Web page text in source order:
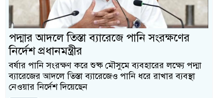
পদ্মার আদলে তিস্তা ব্যারেজে পানি সংরক্ষণের
নির্দেশ প্রধানমন্ত্রীর
বর্ষার পানি সংরক্ষণ করে শুষ্ক মৌসুমে ব্যবহারের লক্ষ্যে পদ্মা
ব্যারেজের আদলে তিস্তা ব্যারেজেও পানি ধরে রাখার ব্যবস্থা
নেওয়ার নির্দেশ দিয়েছেন